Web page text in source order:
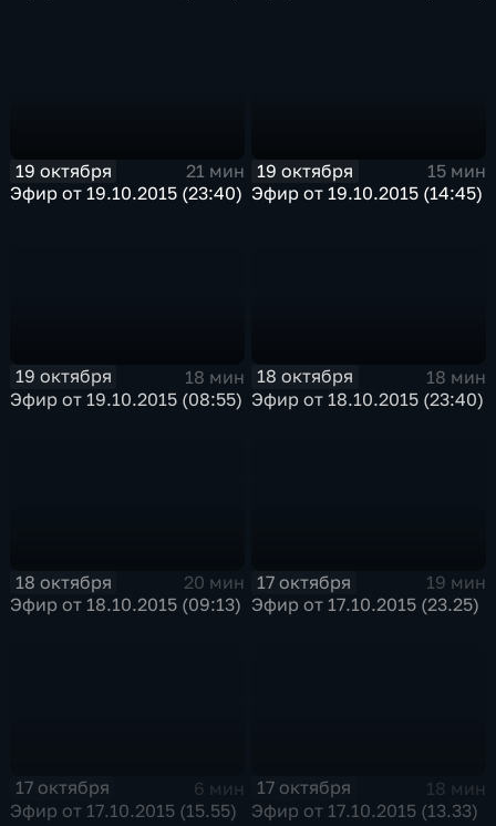
19 октября
21 мин
Эфир от 19.10.2015 (23:40)
19 октября
15 мин
Эфир от 19.10.2015 (14:45)
19 октября
18 мин
Эфир от 19.10.2015 (08:55)
18 октября
18 мин
Эфир от 18.10.2015 (23:40)
18 октября
20 мин
Эфир от 18.10.2015 (09:13)
17 октября
19 мин
Эфир от 17.10.2015 (23.25)
17 октября
6 мин
Эфир от 17.10.2015 (15.55)
17 октября
18 мин
Эфир от 17.10.2015 (13.33)